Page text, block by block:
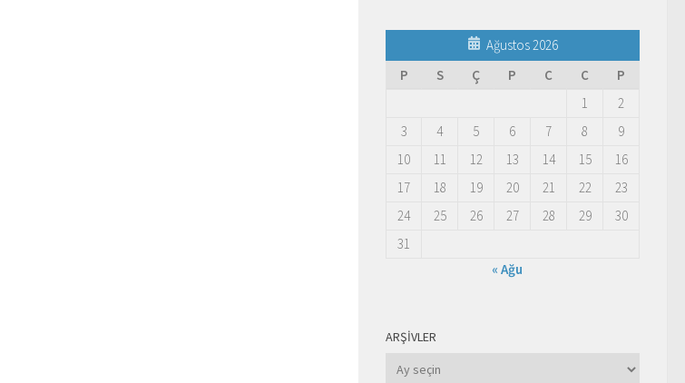
Ağustos 2026
P
S Ç P C C
P
1
2
3
4 5 6 7 8
9
10
11 12 13 14 15
16
17
18 19 20 21 22
23
24
25 26 27 28 29
30
31
« Ağu
ARŞIVLER
Arşivler